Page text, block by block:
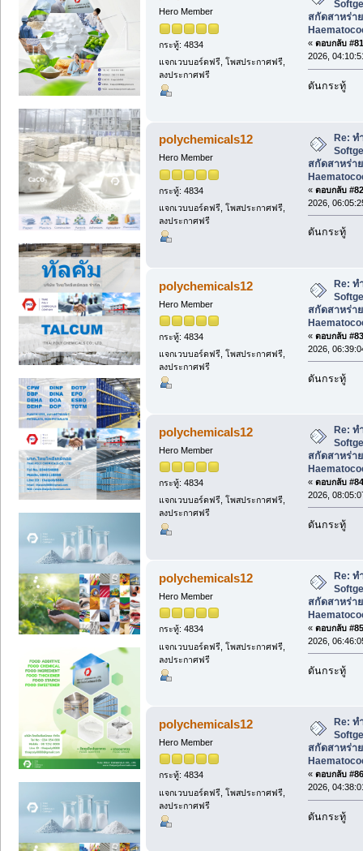
Hero Member
กระทู้: 4834
แจกเวบบอร์ดฟรี, โพสประกาศฟรี,
ลงประกาศฟรี
สกัดสาหร่า
« ตอบกลับ
2026,
ดันกระทู้
polychemicals12
Hero Member
กระทู้: 4834
แจกเวบบอร์ดฟรี, โพสประกาศฟรี,
ลงประกาศฟรี
Re: ท
สกัดสาหร่า
« ตอบกลับ
2026,
ดันกระทู้
polychemicals12
Hero Member
กระทู้: 4834
แจกเวบบอร์ดฟรี, โพสประกาศฟรี,
ลงประกาศฟรี
Re: ท
สกัดสาหร่า
« ตอบกลับ
2026,
ดันกระทู้
polychemicals12
Hero Member
กระทู้: 4834
แจกเวบบอร์ดฟรี, โพสประกาศฟรี,
ลงประกาศฟรี
Re: ท
สกัดสาหร่า
« ตอบกลับ
2026,
ดันกระทู้
polychemicals12
Hero Member
กระทู้: 4834
แจกเวบบอร์ดฟรี, โพสประกาศฟรี,
ลงประกาศฟรี
Re: ท
สกัดสาหร่า
« ตอบกลับ
2026,
ดันกระทู้
polychemicals12
Hero Member
กระทู้: 4834
แจกเวบบอร์ดฟรี, โพสประกาศฟรี,
ลงประกาศฟรี
Re: ท
สกัดสาหร่า
« ตอบกลับ
2026,
ดันกระทู้